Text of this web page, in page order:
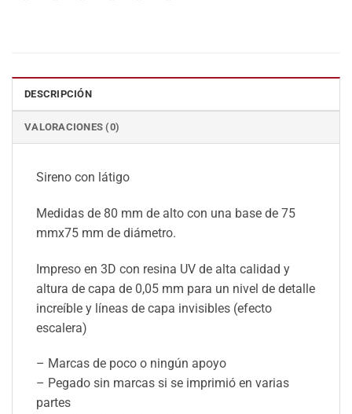
DESCRIPCIÓN
VALORACIONES (0)
Sireno con látigo
Medidas de 80 mm de alto con una base de 75
mmx75 mm de diámetro.
Impreso en 3D con resina UV de alta calidad y
altura de capa de 0,05 mm para un nivel de detalle
increíble y líneas de capa invisibles (efecto
escalera)
– Marcas de poco o ningún apoyo
– Pegado sin marcas si se imprimió en varias
partes